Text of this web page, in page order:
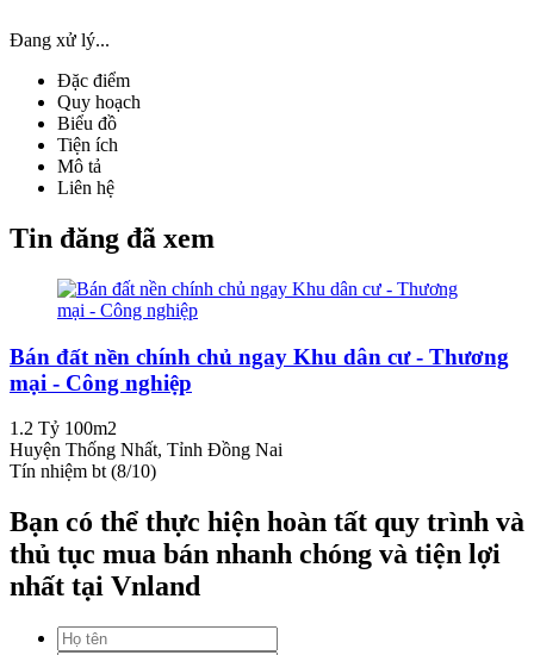
Đang xử lý...
Đặc điểm
Quy hoạch
Biểu đồ
Tiện ích
Mô tả
Liên hệ
Tin đăng đã xem
Bán đất nền chính chủ ngay Khu dân cư - Thương
mại - Công nghiệp
1.2 Tỷ 100m2
Huyện Thống Nhất, Tỉnh Đồng Nai
Tín nhiệm bt (8/10)
Bạn có thể thực hiện hoàn tất quy trình và
thủ tục mua bán nhanh chóng và tiện lợi
nhất tại Vnland